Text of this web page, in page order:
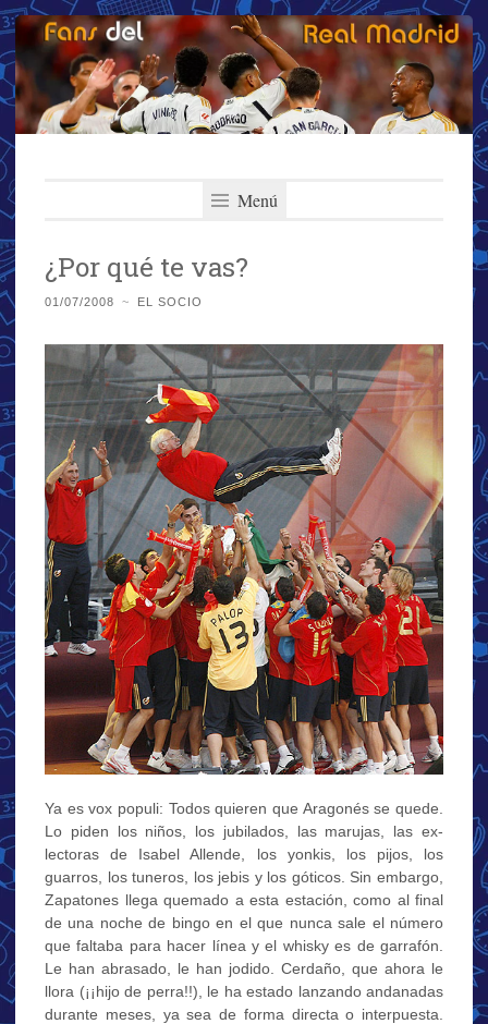
Menú
¿Por qué te vas?
01/07/2008 ~ EL SOCIO
Ya es vox populi: Todos quieren que Aragonés se quede.
Lo piden los niños, los jubilados, las marujas, las ex-
lectoras de Isabel Allende, los yonkis, los pijos, los
guarros, los tuneros, los jebis y los góticos. Sin embargo,
Zapatones llega quemado a esta estación, como al final
de una noche de bingo en el que nunca sale el número
que faltaba para hacer línea y el whisky es de garrafón.
Le han abrasado, le han jodido. Cerdaño, que ahora le
llora (¡¡hijo de perra!!), le ha estado lanzando andanadas
durante meses, ya sea de forma directa o interpuesta.